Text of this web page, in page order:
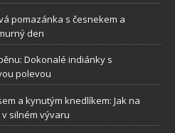
pomazánka s česnekem a
den
Dokonalé indiánky s
polevou
a kynutým knedlíkem: Jak na
silném vývaru